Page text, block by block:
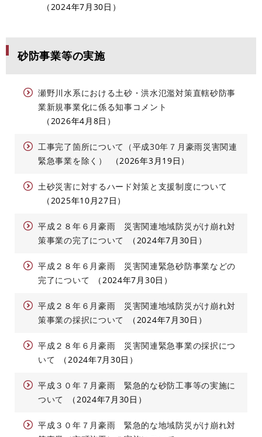
2024年7月30日
砂防事業等の実施
瀬野川水系における土砂・洪水氾濫対策直轄砂防事
業新規事業化に係る知事コメント
2026年4月8日
工事完了箇所について（平成30年７月豪雨災害関連
緊急事業を除く）
2026年3月19日
土砂災害に対するハード対策と支援制度について
2025年10月27日
平成２８年６月豪雨 災害関連地域防災がけ崩れ対
策事業の完了について
2024年7月30日
平成２８年６月豪雨 災害関連緊急砂防事業などの
完了について
2024年7月30日
平成２８年６月豪雨 災害関連地域防災がけ崩れ対
策事業の採択について
2024年7月30日
平成２８年６月豪雨 災害関連緊急事業の採択につ
いて
2024年7月30日
平成３０年７月豪雨 緊急的な砂防工事等の実施に
ついて
2024年7月30日
平成３０年７月豪雨 緊急的な地域防災がけ崩れ対